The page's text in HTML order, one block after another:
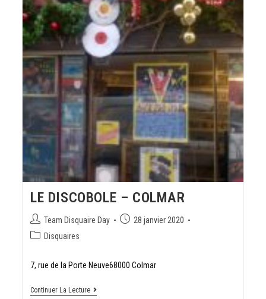
LE DISCOBOLE – COLMAR
Team Disquaire Day
28 janvier 2020
Disquaires
7, rue de la Porte Neuve68000 Colmar
Continuer La Lecture